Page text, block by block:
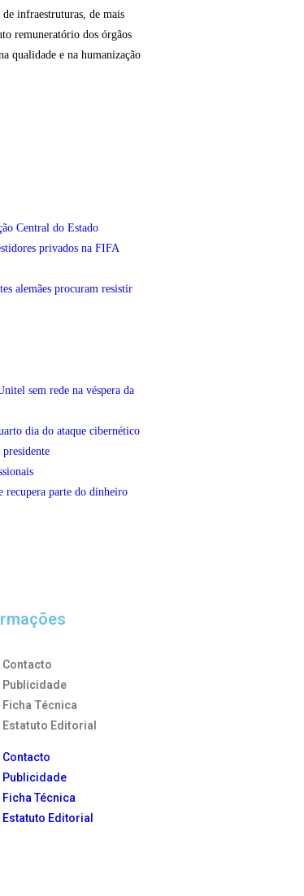
de infraestruturas, de mais
remuneratório dos órgãos
qualidade e na humanização
Central do Estado
privados na FIFA
alemães procuram resistir
sem rede na véspera da
dia do ataque cibernético
recupera parte do dinheiro
Contacto
Publicidade
Ficha Técnica
Estatuto Editorial
Contacto
Publicidade
Ficha Técnica
Estatuto Editorial